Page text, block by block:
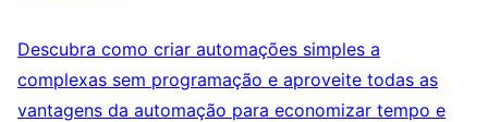
Descubra como criar automações simples a
complexas sem programação e aproveite todas as
vantagens da automação para economizar tempo e